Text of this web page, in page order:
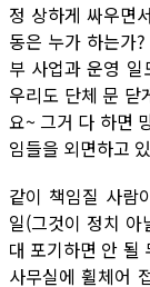
정 상하게 싸우면
동은 누가 하는가
부 사업과 운영
우리도 단체 문 닫
요~ 그거 다 하면
임들을 외면하고
같이 책임질 사람
일(그것이 정치 아
대 포기하면 안 될
사무실에 휠체어